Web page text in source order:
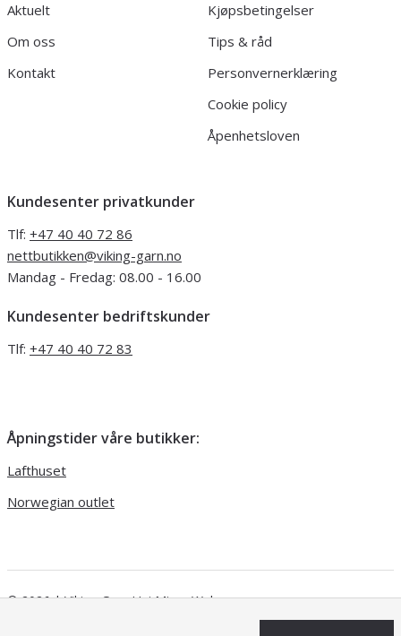
Aktuelt
Om oss
Kontakt
Kjøpsbetingelser
Tips & råd
Personvernerklæring
Cookie policy
Åpenhetsloven
Kundesenter privatkunder
Tlf: +47 40 40 72 86
nettbutikken@viking-garn.no
Mandag - Fredag: 08.00 - 16.00
Kundesenter bedriftskunder
Tlf: +47 40 40 72 83
Åpningstider våre butikker:
Lafthuset
Norwegian outlet
© 2026 | Viking Garn Uni Micro Web